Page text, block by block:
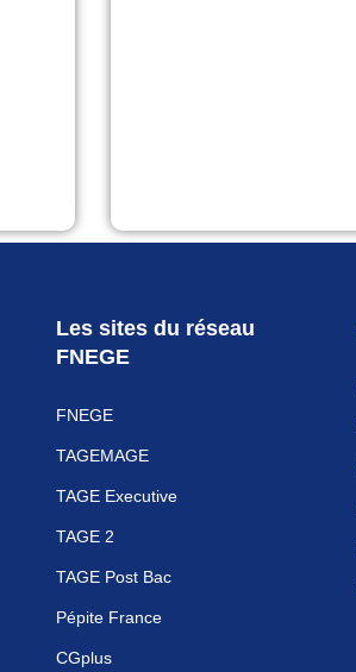
Les sites du réseau
FNEGE
FNEGE
TAGEMAGE
TAGE Executive
TAGE 2
TAGE Post Bac
Pépite France
CGplus